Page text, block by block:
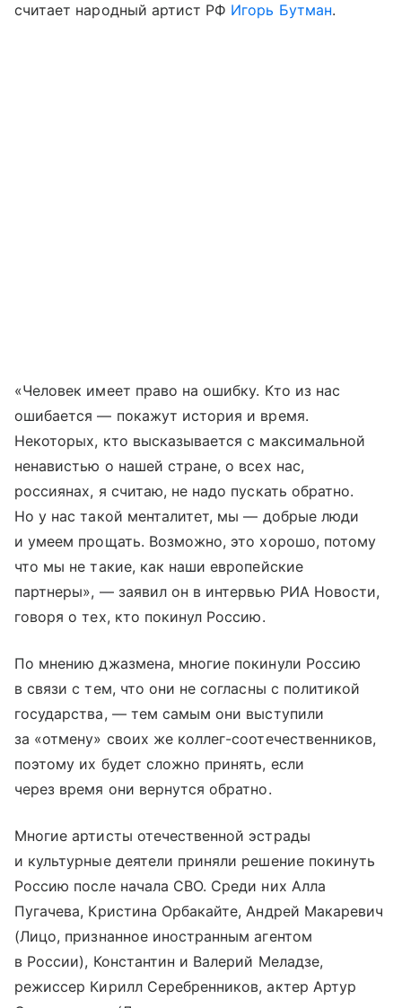
считает народный артист РФ Игорь Бутман.
«Человек имеет право на ошибку. Кто из нас
ошибается — покажут история и время.
Некоторых, кто высказывается с максимальной
ненавистью о нашей стране, о всех нас,
россиянах, я считаю, не надо пускать обратно.
Но у нас такой менталитет, мы — добрые люди
и умеем прощать. Возможно, это хорошо, потому
что мы не такие, как наши европейские
партнеры», — заявил он в интервью РИА Новости,
говоря о тех, кто покинул Россию.
По мнению джазмена, многие покинули Россию
в связи с тем, что они не согласны с политикой
государства, — тем самым они выступили
за «отмену» своих же коллег-соотечественников,
поэтому их будет сложно принять, если
через время они вернутся обратно.
Многие артисты отечественной эстрады
и культурные деятели приняли решение покинуть
Россию после начала СВО. Среди них Алла
Пугачева, Кристина Орбакайте, Андрей Макаревич
(Лицо, признанное иностранным агентом
в России), Константин и Валерий Меладзе,
режиссер Кирилл Серебренников, актер Артур